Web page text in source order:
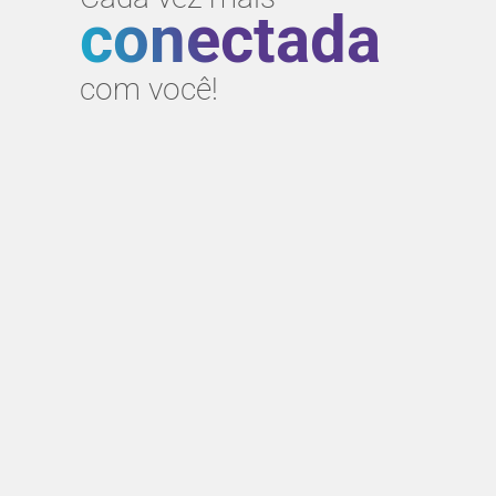
conectada
com você!